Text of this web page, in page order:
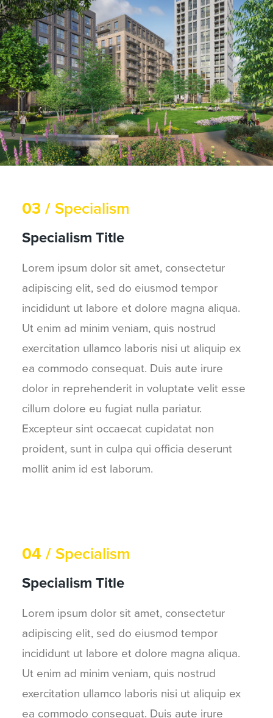
03 / Specialism
Specialism Title
Lorem ipsum dolor sit amet, consectetur
adipiscing elit, sed do eiusmod tempor
incididunt ut labore et dolore magna aliqua.
Ut enim ad minim veniam, quis nostrud
exercitation ullamco laboris nisi ut aliquip ex
ea commodo consequat. Duis aute irure
dolor in reprehenderit in voluptate velit esse
cillum dolore eu fugiat nulla pariatur.
Excepteur sint occaecat cupidatat non
proident, sunt in culpa qui officia deserunt
mollit anim id est laborum.
04 / Specialism
Specialism Title
Lorem ipsum dolor sit amet, consectetur
adipiscing elit, sed do eiusmod tempor
incididunt ut labore et dolore magna aliqua.
Ut enim ad minim veniam, quis nostrud
exercitation ullamco laboris nisi ut aliquip ex
ea commodo consequat. Duis aute irure